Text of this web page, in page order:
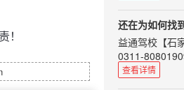
部分地区存
5000，但是有
所在驾校可能
有可能存在恶
然后再以“接
还在为如何找
益通驾校 【石
0311-
交通部门正式
查看详情